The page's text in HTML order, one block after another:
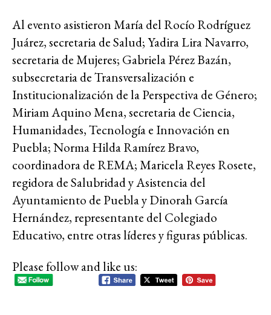
Al evento asistieron María del Rocío Rodríguez
Juárez, secretaria de Salud; Yadira Lira Navarro,
secretaria de Mujeres; Gabriela Pérez Bazán,
subsecretaria de Transversalización e
Institucionalización de la Perspectiva de Género;
Miriam Aquino Mena, secretaria de Ciencia,
Humanidades, Tecnología e Innovación en
Puebla; Norma Hilda Ramírez Bravo,
coordinadora de REMA; Maricela Reyes Rosete,
regidora de Salubridad y Asistencia del
Ayuntamiento de Puebla y Dinorah García
Hernández, representante del Colegiado
Educativo, entre otras líderes y figuras públicas.
Please follow and like us: